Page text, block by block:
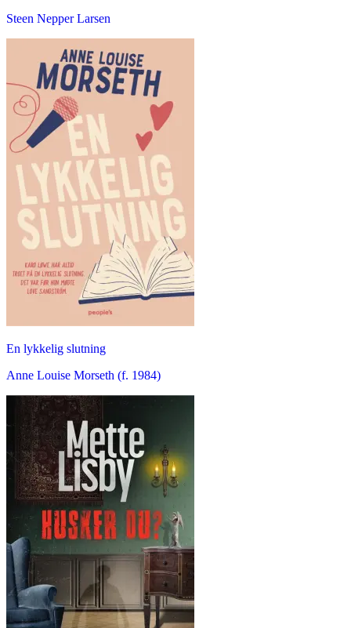
Steen Nepper Larsen
En lykkelig slutning
Anne Louise Morseth (f. 1984)